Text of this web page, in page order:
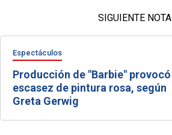
SIGUIENTE NOTA
Espectáculos
Producción de "Barbie" provocó
escasez de pintura rosa, según
Greta Gerwig